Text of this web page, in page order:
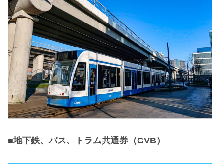
■地下鉄、バス、トラム共通券（GVB）